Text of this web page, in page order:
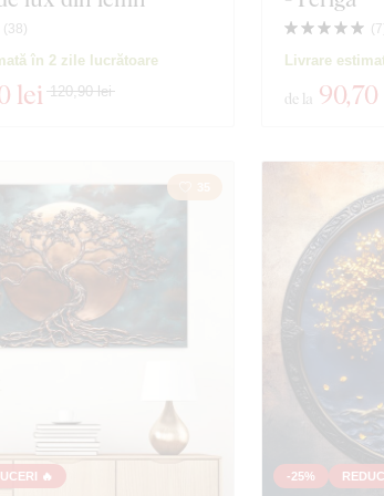
Mâncare și băuturi
(38)
în 2 zile lucrătoare
lei 120,90 lei
(7
Livrare
de la 90
🔥 -25%